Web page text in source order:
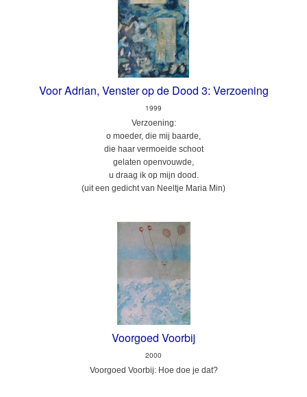
Voor Adrian, Venster op de Dood 3: Verzoening
1999
Verzoening:
o moeder, die mij baarde,
die haar vermoeide schoot
gelaten openvouwde,
u draag ik op mijn dood.
(uit een gedicht van Neeltje Maria Min)
Voorgoed Voorbij
2000
Voorgoed Voorbij: Hoe doe je dat?